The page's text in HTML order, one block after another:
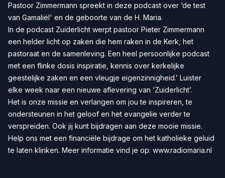
Pastoor Zimmermann spreekt in deze podcast over ‘de test
van Gamaliël' en de geboorte van de H. Maria.
In de podcast Zuiderlicht werpt pastoor Pieter Zimmermann
een helder licht op zaken die hem raken in de Kerk, het
pastoraat en de samenleving. Een heel persoonlijke podcast
met een flinke dosis inspiratie, kennis over kerkelijke
geestelijke zaken en een vleugje eigenzinnigheid.’ Luister
elke week naar een nieuwe aflevering van ‘Zuiderlicht’.
Het is onze missie en verlangen om jou te inspireren, te
ondersteunen in het geloof en het evangelie verder te
verspreiden. Ook jij kunt bijdragen aan deze mooie missie.
Help ons met een financiële bijdrage om het katholieke geluid
te laten klinken. Meer informatie vind je op: www.radiomaria.nl